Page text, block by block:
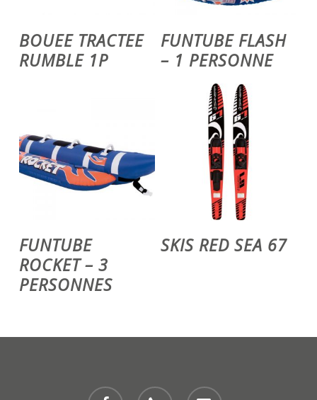
BOUEE TRACTEE
RUMBLE 1P
FUNTUBE FLASH
– 1 PERSONNE
FUNTUBE
ROCKET – 3
PERSONNES
SKIS RED SEA 67
facebook phone email